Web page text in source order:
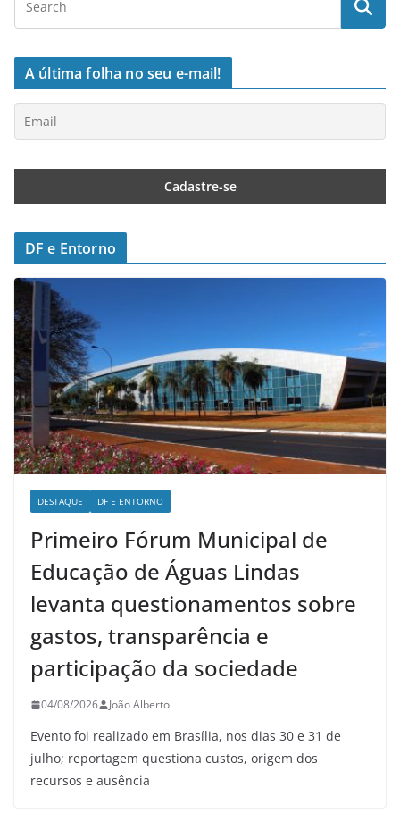
A última folha no seu e-mail!
DF e Entorno
DESTAQUE DF E ENTORNO
Primeiro Fórum Municipal de
Educação de Águas Lindas
levanta questionamentos sobre
gastos, transparência e
participação da sociedade
04/08/2026 João Alberto
Evento foi realizado em Brasília, nos dias 30 e 31 de
julho; reportagem questiona custos, origem dos
recursos e ausência